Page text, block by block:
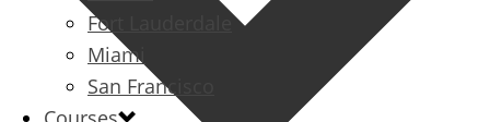
Fort Lauderdale
Miami
San Francisco